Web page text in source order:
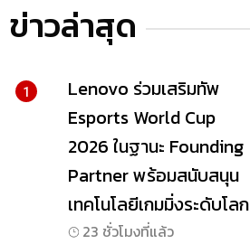
ข่าวล่าสุด
1
Lenovo ร่วมเสริมทัพ
Esports World Cup
2026 ในฐานะ Founding
Partner พร้อมสนับสนุน
เทคโนโลยีเกมมิ่งระดับโลก
23 ชั่วโมงที่แล้ว